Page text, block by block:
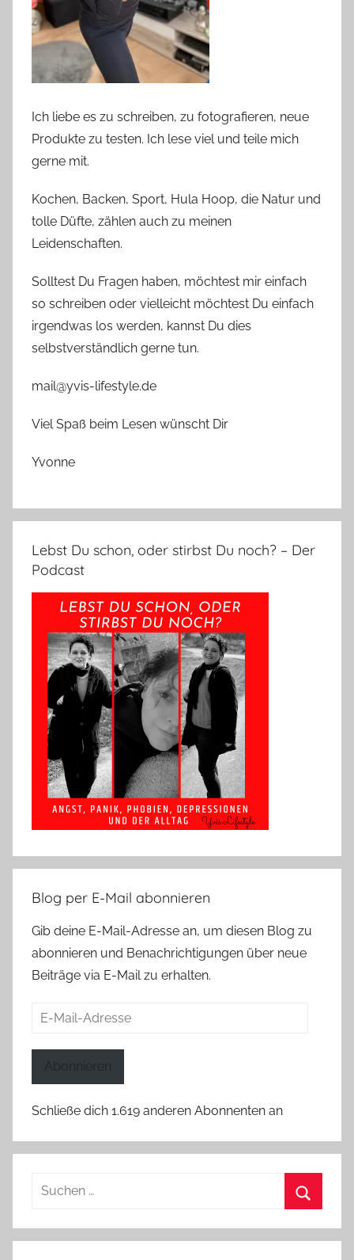
Ich liebe es zu schreiben, zu fotografieren, neue
Produkte zu testen. Ich lese viel und teile mich
gerne mit.
Kochen, Backen, Sport, Hula Hoop, die Natur und
tolle Düfte, zählen auch zu meinen
Leidenschaften.
Solltest Du Fragen haben, möchtest mir einfach
so schreiben oder vielleicht möchtest Du einfach
irgendwas los werden, kannst Du dies
selbstverständlich gerne tun.
mail@yvis-lifestyle.de
Viel Spaß beim Lesen wünscht Dir
Yvonne
Lebst Du schon, oder stirbst Du noch? – Der
Podcast
Blog per E-Mail abonnieren
Gib deine E-Mail-Adresse an, um diesen Blog zu
abonnieren und Benachrichtigungen über neue
Beiträge via E-Mail zu erhalten.
E-
Abonnieren
Schließe dich 1.619 anderen Abonnenten an
Suchen